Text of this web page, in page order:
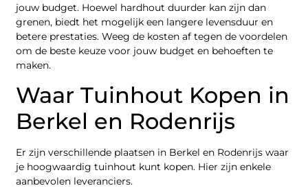
jouw budget. Hoewel hardhout duurder kan zijn dan
grenen, biedt het mogelijk een langere levensduur en
betere prestaties. Weeg de kosten af tegen de voordelen
om de beste keuze voor jouw budget en behoeften te
maken.
Waar Tuinhout Kopen in
Berkel en Rodenrijs
Er zijn verschillende plaatsen in Berkel en Rodenrijs waar
je hoogwaardig tuinhout kunt kopen. Hier zijn enkele
aanbevolen leveranciers.